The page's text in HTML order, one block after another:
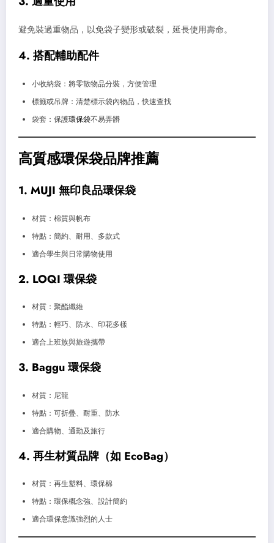
避免裝過重物品，以免袋子變形或破裂，延長使用壽命。
4. 搭配輔助配件
小收納袋：將零散物品分裝，方便管理
標籤或吊牌：清楚標示袋內物品，快速查找
袋套：保護環保袋不易弄髒
高質感環保袋品牌推薦
1. MUJI 無印良品環保袋
材質：棉質與帆布
特點：簡約、耐用、多款式
適合學生與日常購物使用
2. LOQI 環保袋
材質：聚酯纖維
特點：輕巧、防水、印花多樣
適合上班族與旅遊攜帶
3. Baggu 環保袋
材質：尼龍
特點：可折疊、耐重、防水
適合購物、通勤及旅行
4. 再生材質品牌（如 EcoBag）
材質：再生塑料、環保棉
特點：環保概念強、設計簡約
適合環保意識強烈的人士